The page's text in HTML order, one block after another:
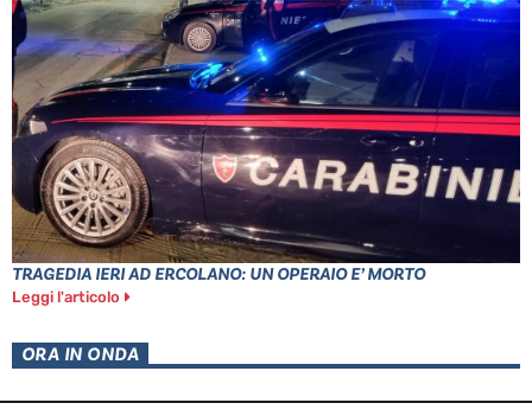
TRAGEDIA IERI AD ERCOLANO: UN OPERAIO E’ MORTO
Leggi l'articolo
ORA IN ONDA